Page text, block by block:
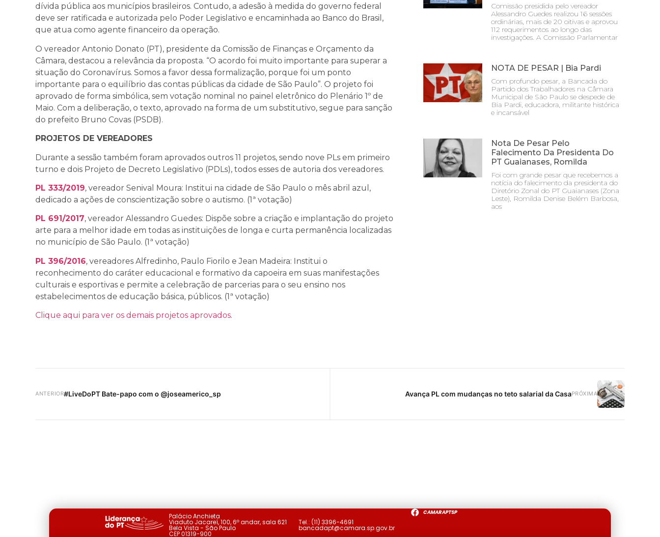
dívida pública aos municípios brasileiros. Contudo, a adesão à medida do governo federal
deve ser ratificada e autorizada pelo Poder Legislativo e encaminhada ao Banco do Brasil,
que atua como agente financeiro da operação.
O vereador Antonio Donato (PT), presidente da Comissão de Finanças e Orçamento da
Câmara, destacou a relevância da proposta. “O acordo foi muito importante para superar a
situação do Coronavírus. Somos a favor dessa formalização, porque foi um ponto
importante para o equilíbrio das contas públicas da cidade de São Paulo”. O projeto foi
aprovado de forma simbólica, sem votação nominal no painel eletrônico do Plenário 1º de
Maio. Com a deliberação, o texto, aprovado na forma de um substitutivo, segue para sanção
do prefeito Bruno Covas (PSDB).
PROJETOS DE VEREADORES
Durante a sessão também foram aprovados outros 11 projetos, sendo nove PLs em primeiro
turno e dois Projeto de Decreto Legislativo (PDLs), todos esses de autoria dos vereadores.
PL 333/2019, vereador Senival Moura: Institui na cidade de São Paulo o mês abril azul,
dedicado a ações de conscientização sobre o autismo. (1ª votação)
PL 691/2017, vereador Alessandro Guedes: Dispõe sobre a criação e implantação do projeto
arte para a melhor idade em todas as instituições de longa e curta permanência localizadas
no município de São Paulo. (1ª votação)
PL 396/2016, vereadores Alfredinho, Paulo Fiorilo e Jean Madeira: Institui o
reconhecimento do caráter educacional e formativo da capoeira em suas manifestações
culturais e esportivas e permite a celebração de parcerias para o seu ensino nos
estabelecimentos de educação básica, públicos. (1ª votação)
Clique aqui para ver os demais projetos aprovados.
Comissão presidida pelo vereador
Alessandro Guedes realizou 16 sessões
ordinárias, mais de 20 oitivas e aprovou
112 requerimentos ao longo das
investigações. A Comissão Parlamentar
NOTA DE PESAR | Bia Pardi
Com profundo pesar, a Bancada do
Partido dos Trabalhadores na Câmara
Municipal de São Paulo se despede de
Bia Pardi, educadora, militante histórica
e incansável
Nota De Pesar Pelo
Falecimento Da Presidenta Do
PT Guaianases, Romilda
Foi com grande pesar que recebemos a
notícia do falecimento da presidenta do
Diretório Zonal do PT Guaianases (Zona
Leste), Romilda Denise Belém Barbosa,
aos
ANTERIOR#LiveDoPT Bate-papo com o @joseamerico_sp PRÓXIMA
Avança PL com mudanças no teto salarial da Casa
Palácio Anchieta
Viaduto Jacareí, 100, 6º andar, sala 621
Bela Vista - São Paulo
CEP 01319-900
Tel.: (11) 3396-4691
bancadapt@camara.sp.gov.br
CAMARAPTSP